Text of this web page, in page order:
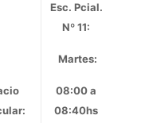
Esc. Pcial.
Nº 11:
Martes:
08:00 a
08:40hs